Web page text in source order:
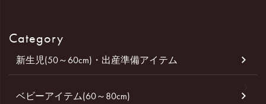
Category
新生児(50～60cm)・出産準備アイテム
ベビーアイテム(60～80cm)